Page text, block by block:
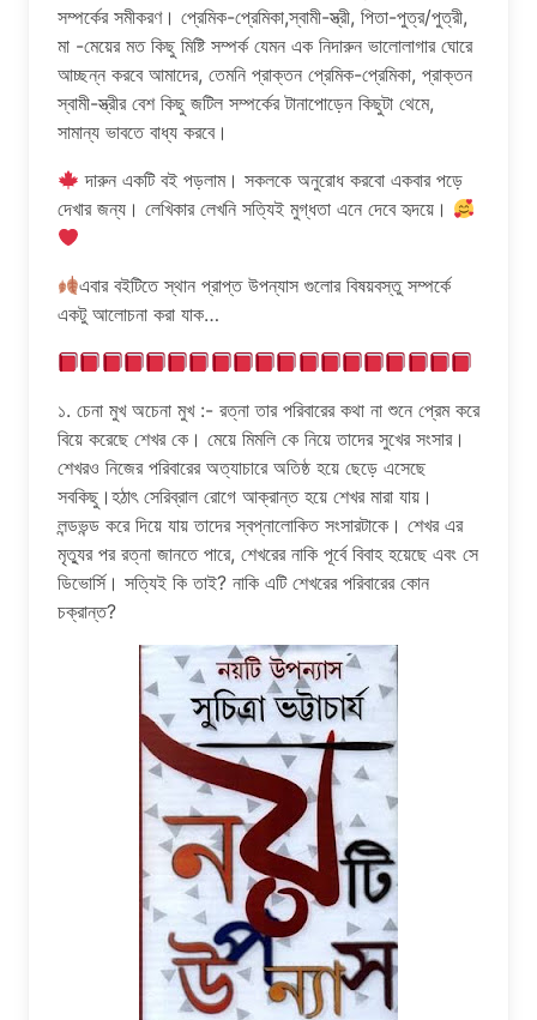
সম্পর্কের সমীকরণ। প্রেমিক-প্রেমিকা,স্বামী-স্ত্রী, পিতা-পুত্র/পুত্রী,
মা -মেয়ের মত কিছু মিষ্টি সম্পর্ক যেমন এক নিদারুন ভালোলাগার ঘোরে
আচ্ছন্ন করবে আমাদের, তেমনি প্রাক্তন প্রেমিক-প্রেমিকা, প্রাক্তন
স্বামী-স্ত্রীর বেশ কিছু জটিল সম্পর্কের টানাপোড়েন কিছুটা থেমে,
সামান্য ভাবতে বাধ্য করবে।
দারুন একটি বই পড়লাম। সকলকে অনুরোধ করবো একবার পড়ে
দেখার জন্য। লেখিকার লেখনি সত্যিই মুগ্ধতা এনে দেবে হৃদয়ে।
এবার বইটিতে স্থান প্রাপ্ত উপন্যাস গুলোর বিষয়বস্তু সম্পর্কে
একটু আলোচনা করা যাক…
১. চেনা মুখ অচেনা মুখ :- রত্না তার পরিবারের কথা না শুনে প্রেম করে
বিয়ে করেছে শেখর কে। মেয়ে মিমলি কে নিয়ে তাদের সুখের সংসার।
শেখরও নিজের পরিবারের অত্যাচারে অতিষ্ঠ হয়ে ছেড়ে এসেছে
সবকিছু।হঠাৎ সেরিব্রাল রোগে আক্রান্ত হয়ে শেখর মারা যায়।
লন্ডভন্ড করে দিয়ে যায় তাদের স্বপ্নালোকিত সংসারটাকে। শেখর এর
মৃত্যুর পর রত্না জানতে পারে, শেখরের নাকি পূর্বে বিবাহ হয়েছে এবং সে
ডিভোর্সি। সত্যিই কি তাই? নাকি এটি শেখরের পরিবারের কোন
চক্রান্ত?